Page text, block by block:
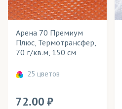
Арена 70 Премиум
Плюс, Термотрансфер,
70 г/кв.м, 150 см
25 цветов
72.00